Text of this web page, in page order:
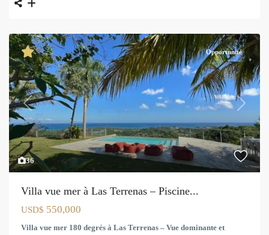
36
Previous Next
Opportunité
Villa vue mer à Las Terrenas – Piscine...
USD$ 550,000
Villa vue mer 180 degrés à Las Terrenas – Vue dominante et